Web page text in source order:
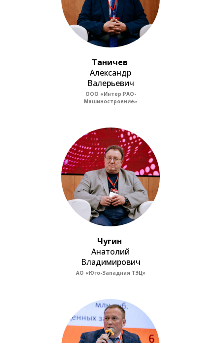
Таничев
Александр
Валерьевич
ООО «Интер РАО-
Машиностроение»
Чугин
Анатолий
Владимирович
АО «Юго-Западная ТЭЦ»